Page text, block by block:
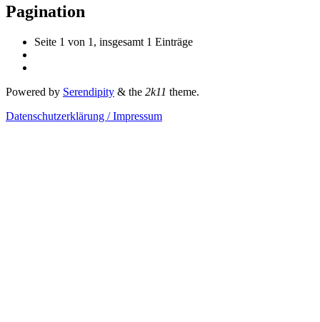
Pagination
Seite 1 von 1, insgesamt 1 Einträge
Powered by Serendipity & the 2k11 theme.
Datenschutzerklärung / Impressum